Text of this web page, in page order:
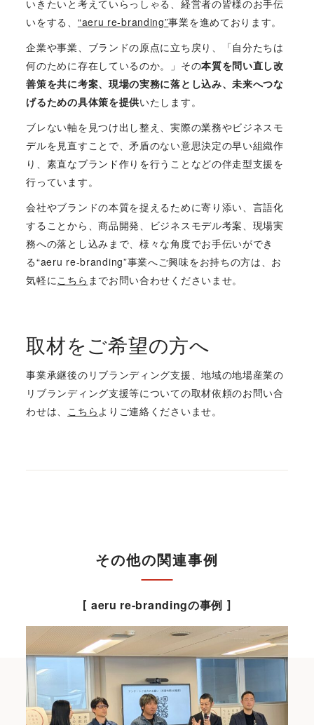
いきたいと考えていらっしゃる、経営者の皆様のお手伝
いをする、 “aeru re-branding”事業を進めております。
企業や事業、ブランドの原点に立ち戻り、「自分たちは
何のために存在しているのか。」その本質を問い直し改
善策を共に考案、現場の実務に落とし込み、未来へつな
げるための具体策を提供いたします。
ブレない軸を見つけ出し整え、実際の業務やビジネスモ
デルを見直すことで、矛盾のない意思決定の早い組織作
り、素直なブランド作りを行うことなどの伴走型支援を
行っています。
会社やブランドの本質を捉えるために寄り添い、言語化
することから、商品開発、ビジネスモデル考案、現場実
務への落とし込みまで、様々な角度でお手伝いができ
る“aeru re-branding”事業へご興味をお持ちの方は、お
気軽に こちら までお問い合わせくださいませ。
取材をご希望の方へ
事業承継後のリブランディング支援、地域の地場産業の
リブランディング支援等についての取材依頼のお問い合
わせは、 こちら よりご連絡くださいませ。
その他の関連事例
aeru re-brandingの事例